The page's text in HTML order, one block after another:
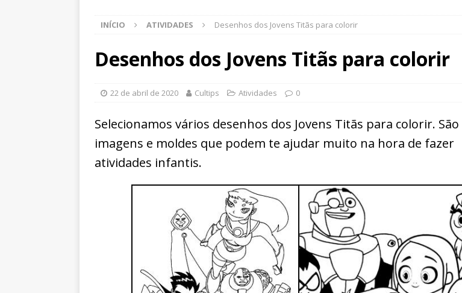
INÍCIO ATIVIDADES Desenhos dos Jovens Titãs para colorir
Desenhos dos Jovens Titãs para colorir
22 de abril de 2020 Cultips Atividades 0
Selecionamos vários desenhos dos Jovens Titãs para colorir. São
imagens e moldes que podem te ajudar muito na hora de fazer
atividades infantis.